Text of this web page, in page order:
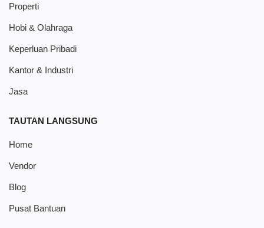
Properti
Hobi & Olahraga
Keperluan Pribadi
Kantor & Industri
Jasa
TAUTAN LANGSUNG
Home
Vendor
Blog
Pusat Bantuan